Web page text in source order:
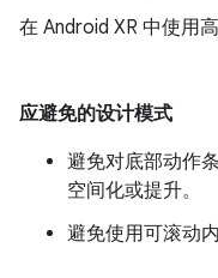
在 Android XR 中使用
应避免的设计模式
避免对底部动作
空间化或提升。
避免使用可滚动